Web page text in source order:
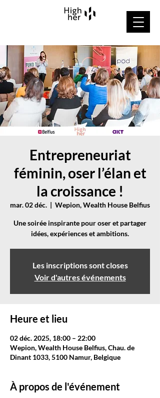
Entrepreneuriat
féminin, oser l’élan et
la croissance !
mar. 02 déc.
  |
Wepion, Wealth House Belfius
Une soirée inspirante pour oser et partager
idées, expériences et ambitions.
Les inscriptions sont closes
Voir d'autres événements
Heure et lieu
02 déc. 2025, 18:00 – 22:00
Wepion, Wealth House Belfius, Chau. de
Dinant 1033, 5100 Namur, Belgique
À propos de l'événement